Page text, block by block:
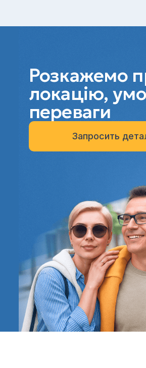
Розкажемо
локацію,
переваги
Запросить